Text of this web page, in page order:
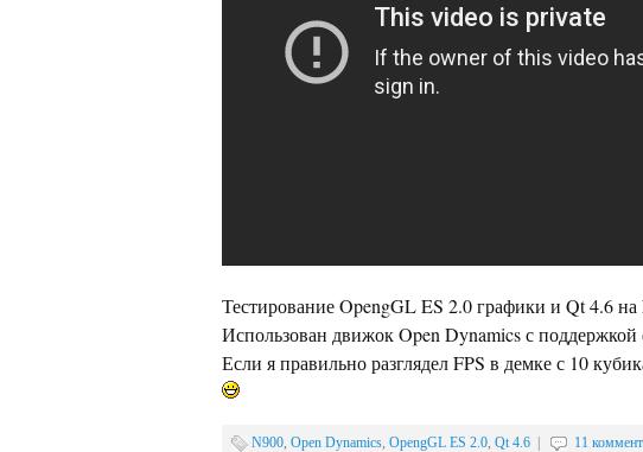
Тестирование OpengGL ES 2.0 графики и Qt 4.6 на
Использован движок Open Dynamics с
Если я правильно разглядел FPS в демке с 10
N900, Open Dynamics, OpengGL ES 2.0, Qt 4.6 11